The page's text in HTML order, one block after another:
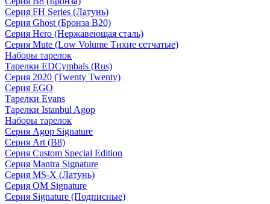
Серия FH Series (Латунь)
Серия Ghost (Бронза B20)
Серия Hero (Нержавеющая сталь)
Серия Mute (Low Volume Тихие сетчатые)
Наборы тарелок
Тарелки EDCymbals (Rus)
Серия 2020 (Twenty Twenty)
Серия EGO
Тарелки Evans
Тарелки Istanbul Agop
Наборы тарелок
Серия Agop Signature
Серия Art (B8)
Серия Custom Special Edition
Серия Mantra Signature
Серия MS-X (Латунь)
Серия OM Signature
Серия Signature (Подписные)